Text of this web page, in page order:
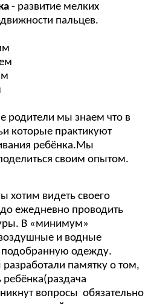
- развитие мелких
пальцев.
родители мы знаем что в
которые практикуют
ребёнка.Мы
своим опытом.
хотим видеть своего
ежедневно проводить
В «минимум»
и водные
одежду.
памятку о том,
ребёнка(раздача
вопросы обязательно